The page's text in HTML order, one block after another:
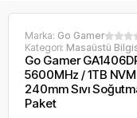
Marka: Go Gamer
Kategori: Masaüstü
Go Gamer
5600MHz / 1TB
240mm Sıvı
Paket